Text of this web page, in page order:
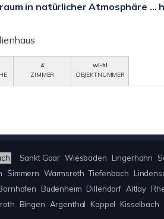
in natürlicher Atmosphäre …
4
ZIMMER
wl-hl
OBJEKTNUMMER
Sankt Goar Wiesbaden Lingerhahn
Simmern Warmsroth Tiefenbach
Budenheim Dillendorf Altlay
Bingen Argenthal Kappel Kisselbach